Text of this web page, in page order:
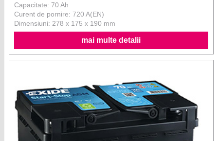
Capacitate: 70 Ah
Curent de pornire: 720 A(EN)
Dimensiuni: 278 x 175 x 190 mm
mai multe detalii